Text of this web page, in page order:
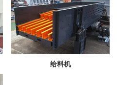
给料机